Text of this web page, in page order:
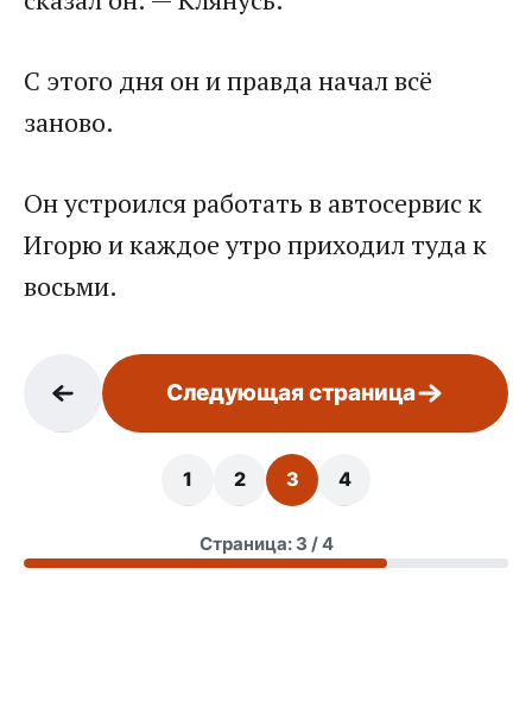
С этого дня он и правда начал всё
заново.
Он устроился работать в автосервис к
Игорю и каждое утро приходил туда к
восьми.
Следующая страница
1 2 3 4
Страница: 3 / 4